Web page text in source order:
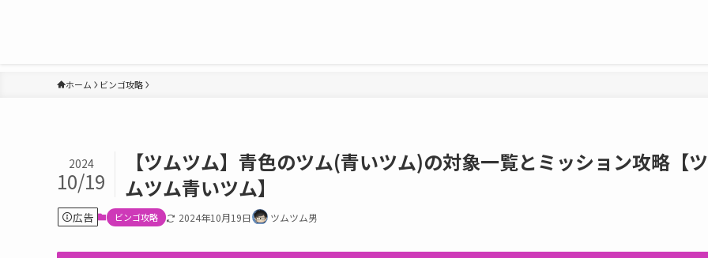
ホーム ビンゴ攻略
【ツムツム】青色のツム(青いツム)の対象一覧とミッション攻略【ツ
ムツム青いツム】
2024
10/19
広告 ビンゴ攻略 2024年10月19日 ツムツム男